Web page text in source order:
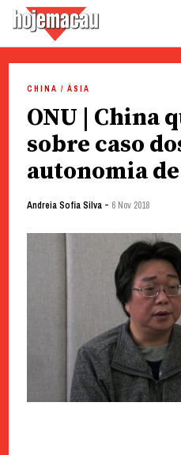
content
CHINA / ÁSIA
ONU | China
sobre caso
autonomia
Andreia Sofia Silva- 6 Nov 2018